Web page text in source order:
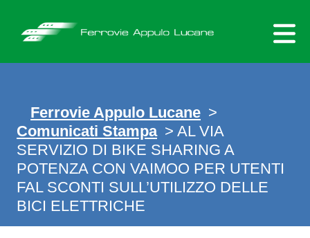
content
Ferrovie Appulo Lucane >
Comunicati Stampa > AL VIA
SERVIZIO DI BIKE SHARING A
POTENZA CON VAIMOO PER UTENTI
FAL SCONTI SULL’UTILIZZO DELLE
BICI ELETTRICHE